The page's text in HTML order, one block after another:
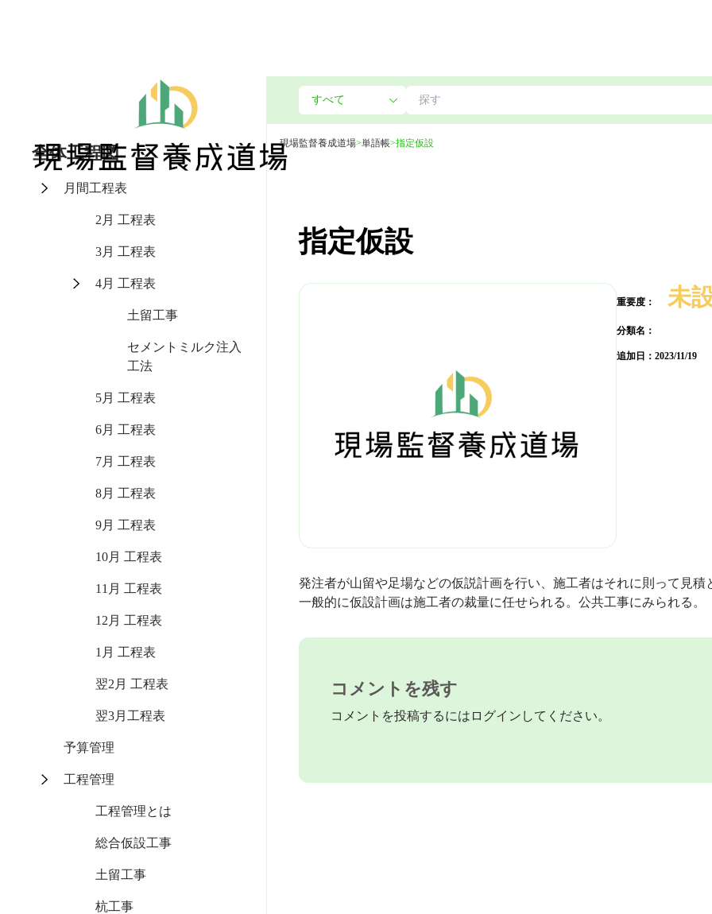
全体工程図
月間工程表
2月 工程表
3月 工程表
4月 工程表
土留工事
セメントミルク注入
工法
5月 工程表
6月 工程表
7月 工程表
8月 工程表
9月 工程表
10月 工程表
11月 工程表
12月 工程表
1月 工程表
翌2月 工程表
翌3月工程表
予算管理
工程管理
工程管理とは
総合仮設工事
土留工事
杭工事
現場監督養成道場>単語帳>指定仮設
指定仮設
重要度： 未
分類名：
追加日： 2023/11/19
発注者が山留や足場などの仮説計画を行い、施工者はそれに則って見積
一般的に仮設計画は施工者の裁量に任せられる。公共工事にみられる。
コメントを残す
コメントを投稿するには ログイン してください。